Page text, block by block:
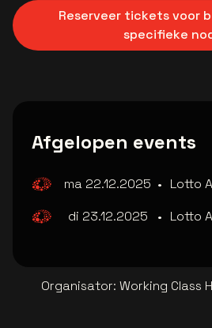
Reserveer tickets voor
specifieke
Afgelopen events
ma 22.12.2025 • Lotto
di 23.12.2025
• Lotto
Organisator: Working Class